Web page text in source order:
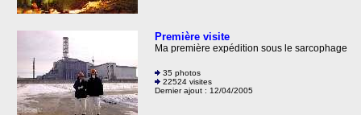
Première visite
Ma première expédition sous le sarcophage
35 photos
22524 visites
Dernier ajout : 12/04/2005